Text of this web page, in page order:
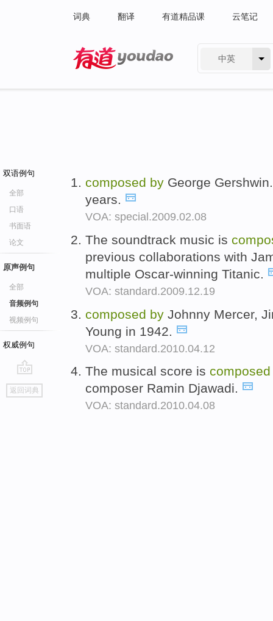
词典 翻译 有道精品课 云笔记
中英
双语例句
全部
口语
书面语
论文
原声例句
全部
音频例句
视频例句
权威例句
go
top
返回词典
composed by George
years.
VOA: special.2009.02.08
The soundtrack music is
previous collaborations with
multiple Oscar-winning Titanic.
VOA: standard.2009.12.19
composed by Johnny Mercer,
Young in 1942.
VOA: standard.2010.04.12
The musical score is
composer Ramin Djawadi.
VOA: standard.2010.04.08